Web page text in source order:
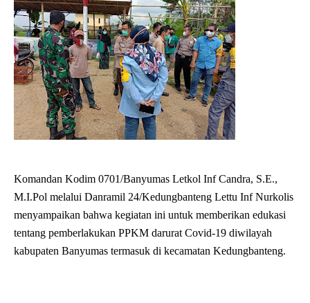
Komandan Kodim 0701/Banyumas Letkol Inf Candra, S.E.,
M.I.Pol melalui Danramil 24/Kedungbanteng Lettu Inf Nurkolis
menyampaikan bahwa kegiatan ini untuk memberikan edukasi
tentang pemberlakukan PPKM darurat Covid-19 diwilayah
kabupaten Banyumas termasuk di kecamatan Kedungbanteng.